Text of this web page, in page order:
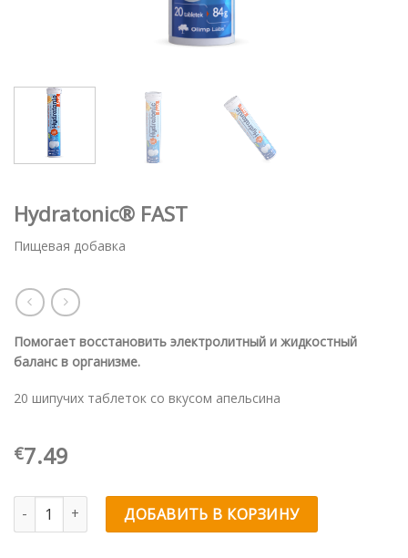
Hydratonic® FAST
Пищевая добавка
Помогает восстановить электролитный и жидкостный
баланс в организме.
20 шипучих таблеток со вкусом апельсина
€7.49
Количество товара Hydratonic® FAST
ДОБАВИТЬ В КОРЗИНУ